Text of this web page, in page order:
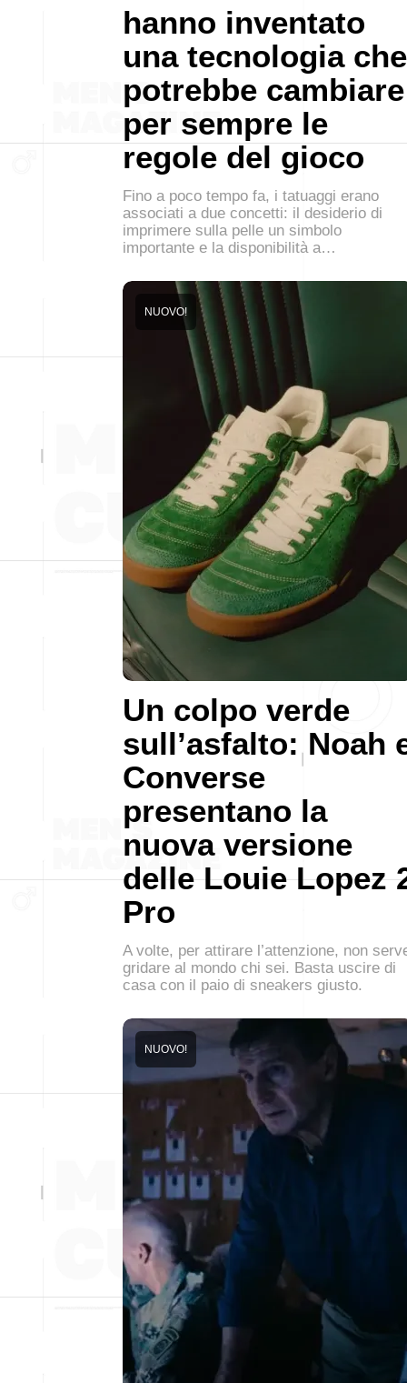
hanno inventato
una tecnologia che
potrebbe cambiare
per sempre le
regole del gioco
Fino a poco tempo fa, i tatuaggi erano
associati a due concetti: il desiderio di
imprimere sulla pelle un simbolo
importante e la disponibilità a…
Un colpo verde
sull’asfalto: Noah
Converse
presentano la
nuova versione
delle Louie Lopez
Pro
NUOVO!
A volte, per attirare l’attenzione, non
gridare al mondo chi sei. Basta uscire di
casa con il paio di sneakers giusto.
NUOVO!